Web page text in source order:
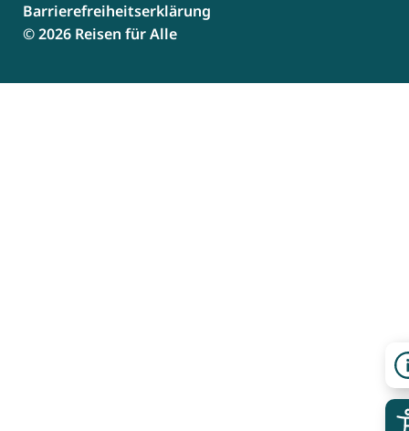
© 2026 Reisen für Alle
Barrierefreiheitserklärung